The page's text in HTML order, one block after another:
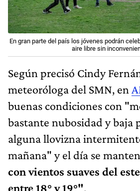
En gran parte del país los jóvenes podrán
aire libre sin
Según precisó Cindy
meteoróloga del SMN, en
buenas condiciones con
bastante nubosidad y baja
alguna llovizna
mañana" y el día se
con vientos suaves del
entre 18° y 19°".